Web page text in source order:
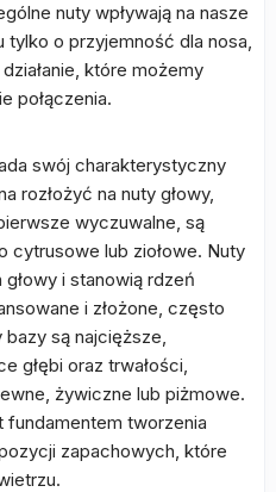
nuty wpływają na nasze
o przyjemność dla nosa,
które możemy
połączenia.
swój charakterystyczny
rozłożyć na nuty głowy,
wyczuwalne, są
cytrusowe lub ziołowe. Nuty
i stanowią rdzeń
i złożone, często
są najcięższe,
głębi oraz trwałości,
żywiczne lub piżmowe.
fundamentem tworzenia
zapachowych, które